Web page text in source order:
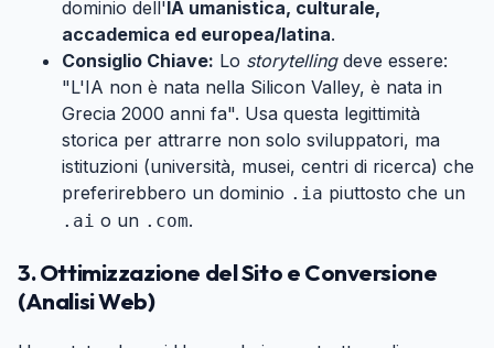
dominio dell'IA umanistica, culturale,
accademica ed europea/latina.
Consiglio Chiave: Lo storytellingdeve essere:
"L'IA non è nata nella Silicon Valley, è nata in
Grecia 2000 anni fa". Usa questa legittimità
storica per attrarre non solo sviluppatori, ma
istituzioni (università, musei, centri di ricerca) che
preferirebbero un dominio .ia piuttosto che un
.ai o un .com.
3. Ottimizzazione del Sito e Conversione
(Analisi Web)